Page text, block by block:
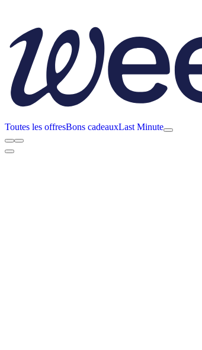
Toutes les offresBons cadeauxLast Minute